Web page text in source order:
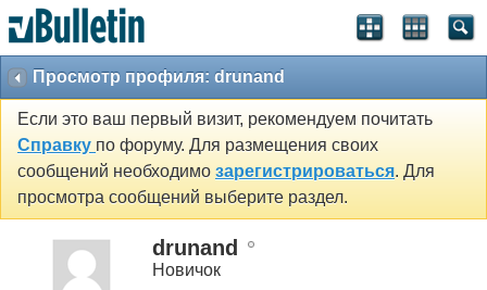
Просмотр профиля: drunand
Если это ваш первый визит, рекомендуем почитать
Справку по форуму. Для размещения своих
сообщений необходимо зарегистрироваться. Для
просмотра сообщений выберите раздел.
drunand
Новичок